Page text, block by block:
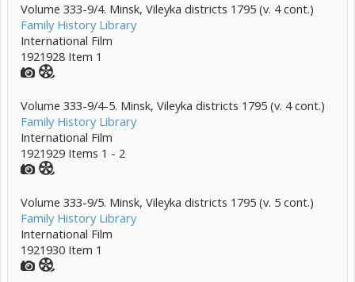
Volume 333-9/4. Minsk, Vileyka districts 1795 (v. 4 cont.)
Family History Library
International Film
1921928 Item 1
Volume 333-9/4-5. Minsk, Vileyka districts 1795 (v. 4 cont.)
Family History Library
International Film
1921929 Items 1 - 2
Volume 333-9/5. Minsk, Vileyka districts 1795 (v. 5 cont.)
Family History Library
International Film
1921930 Item 1